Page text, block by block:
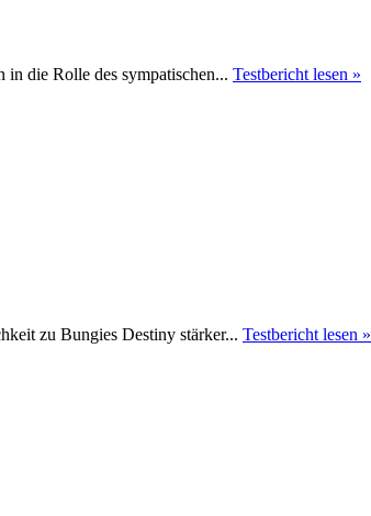
die Rolle des sympatischen... Testbericht lesen »
zu Bungies Destiny stärker... Testbericht lesen »